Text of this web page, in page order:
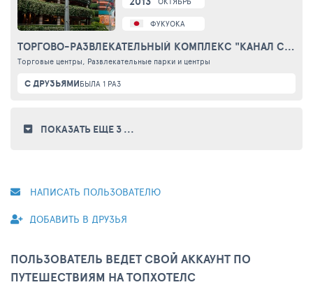
ФУКУОКА
ТОРГОВО-РАЗВЛЕКАТЕЛЬНЫЙ КОМПЛЕКС "КАНАЛ СИТИ ХАКАТА"
Торговые центры, Развлекательные парки и центры
С ДРУЗЬЯМИБЫЛА 1 РАЗ
ПОКАЗАТЬ ЕЩЕ 3 ...
НАПИСАТЬ ПОЛЬЗОВАТЕЛЮ
ДОБАВИТЬ В ДРУЗЬЯ
ПОЛЬЗОВАТЕЛЬ ВЕДЕТ СВОЙ АККАУНТ ПО
ПУТЕШЕСТВИЯМ НА ТОПХОТЕЛС